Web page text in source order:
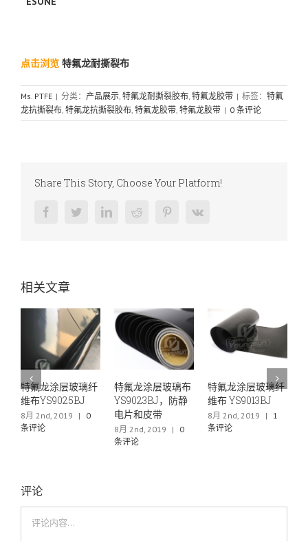
点击浏览 特氟龙耐撕裂布
Ms. PTFE | 分类： 产品展示, 特氟龙耐撕裂胶布, 特氟龙胶带 | 标签： 特氟
龙抗撕裂布, 特氟龙抗撕裂胶布, 特氟龙胶带, 特氟龙胶带 | 0 条评论
Share This Story, Choose Your Platform!
FacebookTwitterLinkedInReddit PinterestVk
相关文章
龙涂层玻璃纤
YS9025BJ
2019 |
0
特氟龙涂层玻璃布
YS9023BJ，防静
电片和皮带
8月 2nd, 2019 |
0
特氟龙涂层玻璃纤
维布 YS9013BJ
8月 2nd, 2019 |
1
条评论
特氟龙
布
6月 29th,
评论